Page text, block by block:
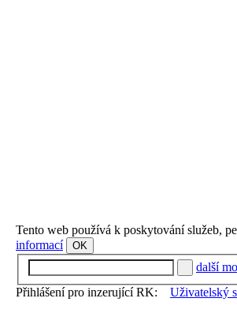
Tento web používá k poskytování služeb,
informací
OK
další
Přihlášení pro inzerující RK:
Uživatelský